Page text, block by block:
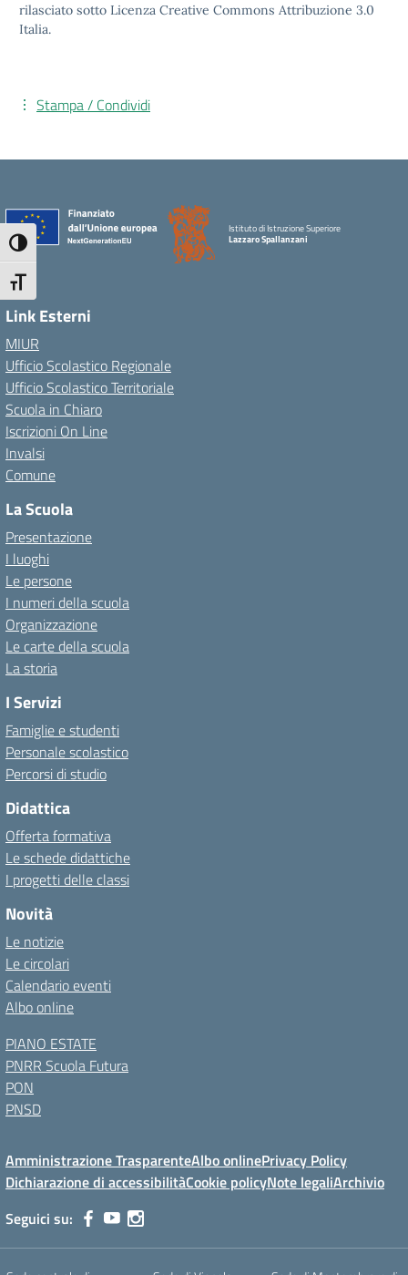
Attiva/disattiva alto contrasto
Attiva/disattiva dimensione testo
rilasciato sotto Licenza Creative Commons Attribuzione 3.0
Italia.
Stampa / Condividi
Istituto di Istruzione Superiore
Lazzaro Spallanzani
Link Esterni
MIUR
Ufficio Scolastico Regionale
Ufficio Scolastico Territoriale
Scuola in Chiaro
Iscrizioni On Line
Invalsi
Comune
La Scuola
Presentazione
I luoghi
Le persone
I numeri della scuola
Organizzazione
Le carte della scuola
La storia
I Servizi
Famiglie e studenti
Personale scolastico
Percorsi di studio
Didattica
Offerta formativa
Le schede didattiche
I progetti delle classi
Novità
Le notizie
Le circolari
Calendario eventi
Albo online
PIANO ESTATE
PNRR Scuola Futura
PON
PNSD
Amministrazione TrasparenteAlbo onlinePrivacy Policy
Dichiarazione di accessibilitàCookie policyNote legaliArchivio
Seguici su: